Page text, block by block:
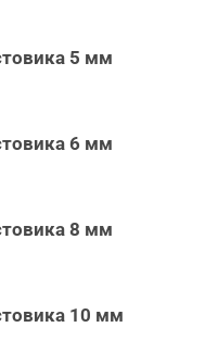
5 мм
6 мм
8 мм
10 мм